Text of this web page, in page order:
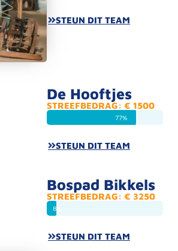
STEUN DIT TEAM
De Hooftjes
STREEFBEDRAG: € 1500
77%
STEUN DIT TEAM
Bospad Bikkels
STREEFBEDRAG: € 3250
8%
STEUN DIT TEAM